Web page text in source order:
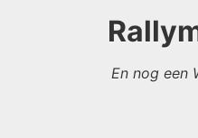
En nog een